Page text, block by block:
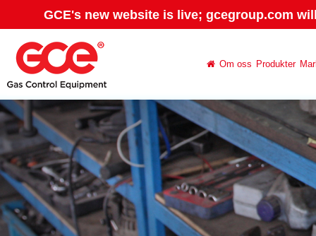
GCE's new website is live; gcegroup.com
Om oss Produkter